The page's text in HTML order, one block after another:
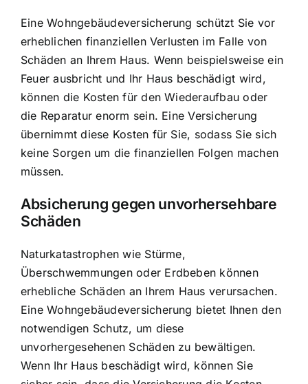
Eine Wohngebäudeversicherung schützt Sie vor
erheblichen finanziellen Verlusten im Falle von
Schäden an Ihrem Haus. Wenn beispielsweise ein
Feuer ausbricht und Ihr Haus beschädigt wird,
können die Kosten für den Wiederaufbau oder
die Reparatur enorm sein. Eine Versicherung
übernimmt diese Kosten für Sie, sodass Sie sich
keine Sorgen um die finanziellen Folgen machen
müssen.
Absicherung gegen unvorhersehbare
Schäden
Naturkatastrophen wie Stürme,
Überschwemmungen oder Erdbeben können
erhebliche Schäden an Ihrem Haus verursachen.
Eine Wohngebäudeversicherung bietet Ihnen den
notwendigen Schutz, um diese
unvorhergesehenen Schäden zu bewältigen.
Wenn Ihr Haus beschädigt wird, können Sie